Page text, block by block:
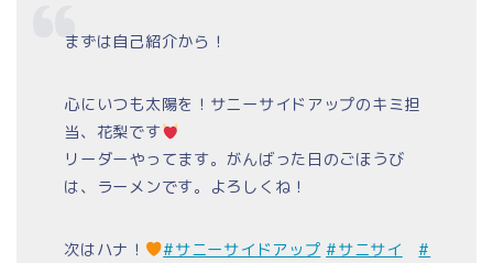
まずは自己紹介から！
心にいつも太陽を！サニーサイドアップのキミ担
当、花梨です
リーダーやってます。がんばった日のごほうび
は、ラーメンです。よろしくね！
次はハナ！ #サニーサイドアップ #サニサイ
#